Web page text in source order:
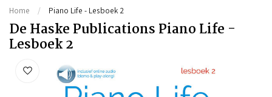
Home / Piano Life - Lesboek 2
De Haske Publications Piano Life -
Lesboek 2